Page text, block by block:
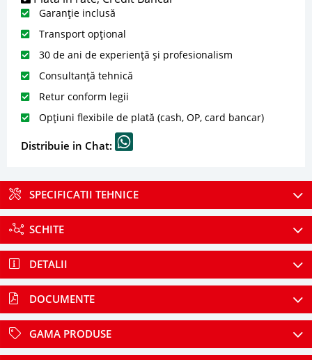
Garanție inclusă
Transport opțional
30 de ani de experiență și profesionalism
Consultanță tehnică
Retur conform legii
Opțiuni flexibile de plată (cash, OP, card bancar)
Distribuie in Chat:
SPECIFICATII TEHNICE
SCHITE
DETALII
DOCUMENTE
GAMA PRODUSE